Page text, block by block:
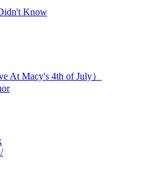
Know
At Macy's 4th of July）